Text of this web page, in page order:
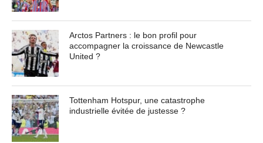
Arctos Partners : le bon profil pour
accompagner la croissance de Newcastle
United ?
Tottenham Hotspur, une catastrophe
industrielle évitée de justesse ?